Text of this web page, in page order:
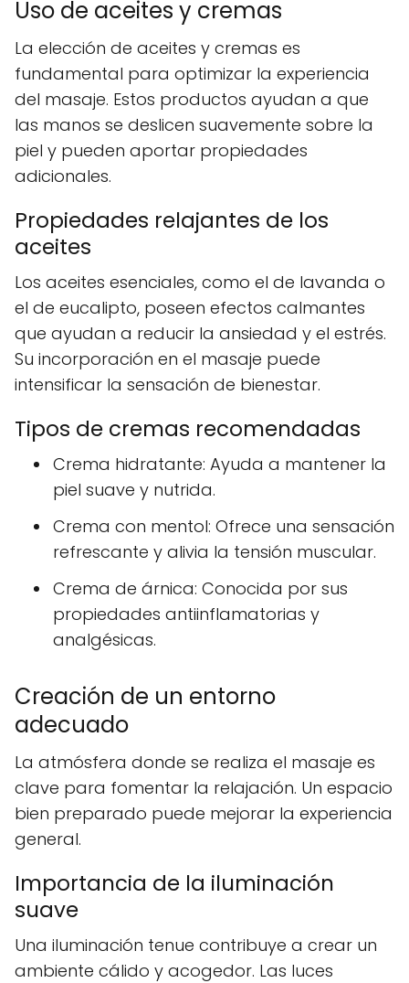
Uso de aceites y cremas
La elección de aceites y cremas es
fundamental para optimizar la experiencia
del masaje. Estos productos ayudan a que
las manos se deslicen suavemente sobre la
piel y pueden aportar propiedades
adicionales.
Propiedades relajantes de los
aceites
Los aceites esenciales, como el de lavanda o
el de eucalipto, poseen efectos calmantes
que ayudan a reducir la ansiedad y el estrés.
Su incorporación en el masaje puede
intensificar la sensación de bienestar.
Tipos de cremas recomendadas
Crema hidratante: Ayuda a mantener la
piel suave y nutrida.
Crema con mentol: Ofrece una sensación
refrescante y alivia la tensión muscular.
Crema de árnica: Conocida por sus
propiedades antiinflamatorias y
analgésicas.
Creación de un entorno
adecuado
La atmósfera donde se realiza el masaje es
clave para fomentar la relajación. Un espacio
bien preparado puede mejorar la experiencia
general.
Importancia de la iluminación
suave
Una iluminación tenue contribuye a crear un
ambiente cálido y acogedor. Las luces